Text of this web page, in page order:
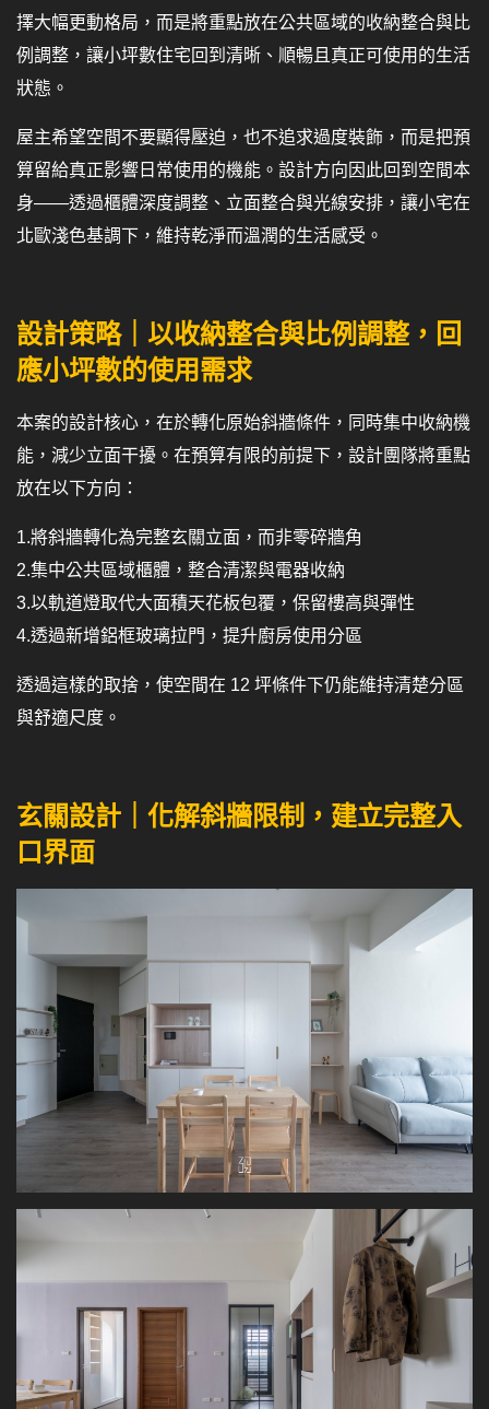
擇大幅更動格局，而是將重點放在公共區域的收納整合與比
例調整，讓小坪數住宅回到清晰、順暢且真正可使用的生活
狀態。
屋主希望空間不要顯得壓迫，也不追求過度裝飾，而是把預
算留給真正影響日常使用的機能。設計方向因此回到空間本
身——透過櫃體深度調整、立面整合與光線安排，讓小宅在
北歐淺色基調下，維持乾淨而溫潤的生活感受。
設計策略｜以收納整合與比例調整，回
應小坪數的使用需求
本案的設計核心，在於轉化原始斜牆條件，同時集中收納機
能，減少立面干擾。在預算有限的前提下，設計團隊將重點
放在以下方向：
1.將斜牆轉化為完整玄關立面，而非零碎牆角
2.集中公共區域櫃體，整合清潔與電器收納
3.以軌道燈取代大面積天花板包覆，保留樓高與彈性
4.透過新增鋁框玻璃拉門，提升廚房使用分區
透過這樣的取捨，使空間在 12 坪條件下仍能維持清楚分區
與舒適尺度。
玄關設計｜化解斜牆限制，建立完整入
口界面